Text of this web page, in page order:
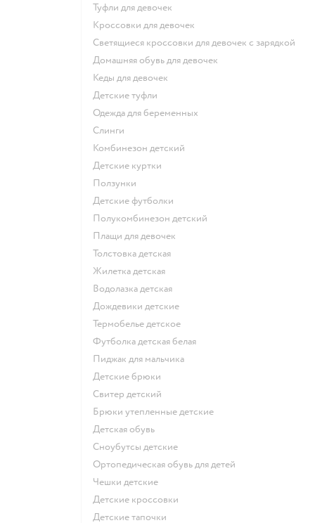
Туфли для девочек
Кроссовки для девочек
Светящиеся кроссовки для девочек с зарядкой
Домашняя обувь для девочек
Кеды для девочек
Детские туфли
Одежда для беременных
Слинги
Комбинезон детский
Детские куртки
Ползунки
Детские футболки
Полукомбинезон детский
Плащи для девочек
Толстовка детская
Жилетка детская
Водолазка детская
Дождевики детские
Термобелье детское
Футболка детская белая
Пиджак для мальчика
Детские брюки
Свитер детский
Брюки утепленные детские
Детская обувь
Сноубутсы детские
Ортопедическая обувь для детей
Чешки детские
Детские кроссовки
Детские тапочки